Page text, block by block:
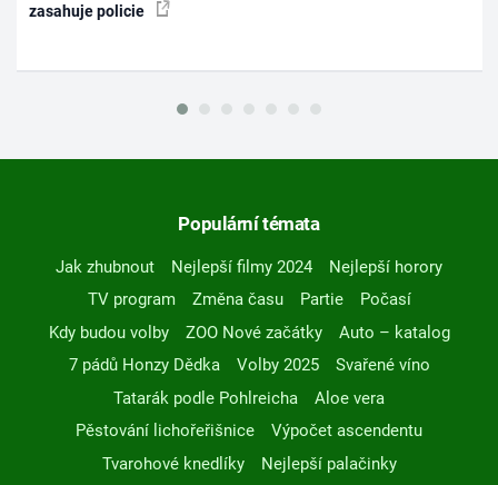
zasahuje policie
Populární témata
Jak zhubnout Nejlepší filmy 2024
Nejlepší horory
TV program
Změna času Partie
Počasí
Kdy budou volby
ZOO Nové začátky
Auto – katalog
7 pádů Honzy Dědka
Volby 2025
Svařené víno
Tatarák podle Pohlreicha
Aloe vera
Pěstování lichořeřišnice
Výpočet ascendentu
Tvarohové knedlíky
Nejlepší palačinky